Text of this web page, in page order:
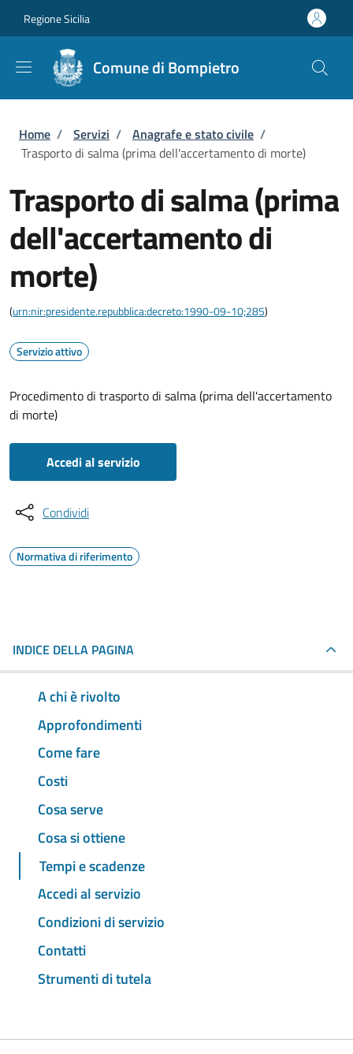
Regione Sicilia
Comune di Bompietro
Briciole di pane
Home / Servizi / Anagrafe e stato civile /
Trasporto di salma (prima dell'accertamento di morte)
Trasporto di salma (prima
dell'accertamento di
morte)
(urn:nir:presidente.repubblica:decreto:1990-09-10;285)
Servizio attivo
Procedimento di trasporto di salma (prima dell'accertamento
di morte)
Accedi al servizio
Condividi
Normativa di riferimento
INDICE DELLA PAGINA
A chi è rivolto
Approfondimenti
Come fare
Costi
Cosa serve
Cosa si ottiene
Tempi e scadenze
Accedi al servizio
Condizioni di servizio
Contatti
Strumenti di tutela